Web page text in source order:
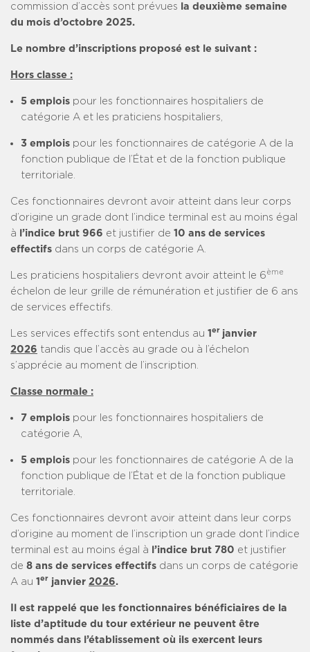
commission d’accès sont prévues la deuxième semaine
du mois d’octobre 2025.
Le nombre d’inscriptions proposé est le suivant :
Hors classe :
5 emplois pour les fonctionnaires hospitaliers de
catégorie A et les praticiens hospitaliers,
3 emplois pour les fonctionnaires de catégorie A de la
fonction publique de l’État et de la fonction publique
territoriale.
Ces fonctionnaires devront avoir atteint dans leur corps
d’origine un grade dont l’indice terminal est au moins égal
à l’indice brut 966 et justifier de 10 ans de services
effectifs dans un corps de catégorie A.
Les praticiens hospitaliers devront avoir atteint le 6ème
échelon de leur grille de rémunération et justifier de 6 ans
de services effectifs.
Les services effectifs sont entendus au 1 er janvier
2026 tandis que l’accès au grade ou à l’échelon
s’apprécie au moment de l’inscription.
Classe normale :
7 emplois pour les fonctionnaires hospitaliers de
catégorie A,
5 emplois pour les fonctionnaires de catégorie A de la
fonction publique de l’État et de la fonction publique
territoriale.
Ces fonctionnaires devront avoir atteint dans leur corps
d’origine au moment de l’inscription un grade dont l’indice
terminal est au moins égal à l’indice brut 780 et justifier
de 8 ans de services effectifs dans un corps de catégorie
A au 1 er janvier 2026.
Il est rappelé que les fonctionnaires bénéficiaires de la
liste d’aptitude du tour extérieur ne peuvent être
nommés dans l’établissement où ils exercent leurs